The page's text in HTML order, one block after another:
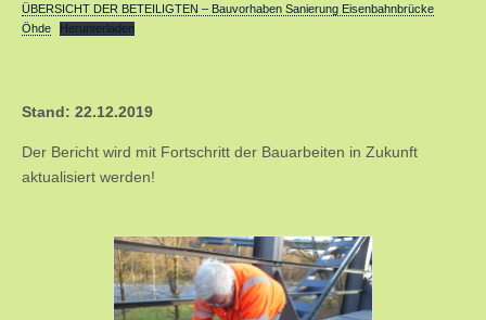
ÜBERSICHT DER BETEILIGTEN – Bauvorhaben Sanierung Eisenbahnbrücke
Öhde
Herunterladen
Stand: 22.12.2019
Der Bericht wird mit Fortschritt der Bauarbeiten in Zukunft
aktualisiert werden!